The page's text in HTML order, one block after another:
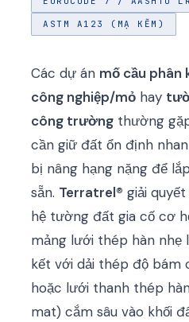
ASTM A123 (MẠ KẼM)
Các dự án mố cầu phân
công nghiệp/mỏ hay
công trường thường
cần giữ đất ổn định
bị nâng hạng nặng để
sẵn. Terratrel® giải
hệ tường đất gia cố cơ
mảng lưới thép hàn nhẹ
kết với dải thép độ bám
hoặc lưới thanh thép
mat) cắm sâu vào khối